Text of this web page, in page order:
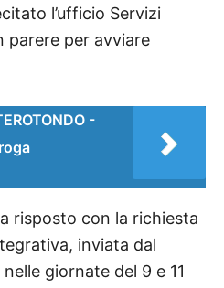
l’ufficio Servizi
parere per avviare
-
risposto con la richiesta
inviata dal
giornate del 9 e 11